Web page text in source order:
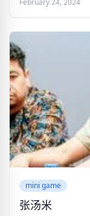
February 24, 2024
mini game
张汤米